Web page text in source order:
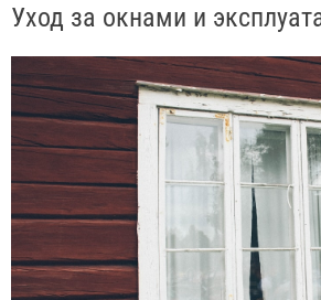
Уход за окнами и